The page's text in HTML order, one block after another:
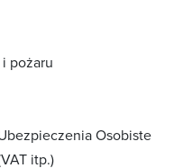
pożaru
Osobiste
itp.)